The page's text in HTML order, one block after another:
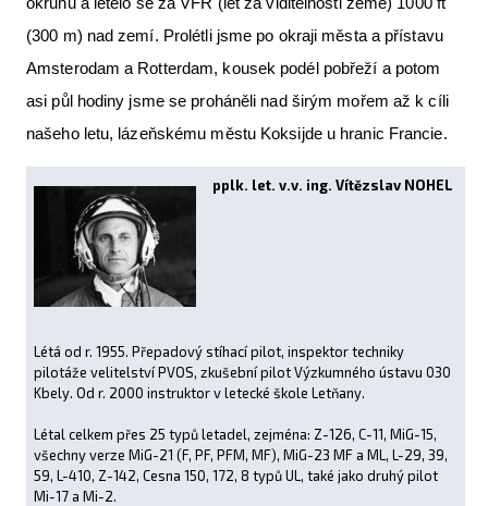
(300 m) nad zemí. Prolétli jsme po okraji města a přístavu
Amsterodam a Rotterdam, kousek podél pobřeží a potom
asi půl hodiny jsme se proháněli nad širým mořem až k cíli
našeho letu, lázeňskému městu Koksijde u hranic Francie.
pplk. let. v.v. ing. Vítězslav NOHEL
Létá od r. 1955. Přepadový stíhací pilot, inspektor techniky
pilotáže velitelství PVOS, zkušební pilot Výzkumného ústavu 030
Kbely. Od r. 2000 instruktor v letecké škole Letňany.
Létal celkem přes 25 typů letadel, zejména: Z-126, C-11, MiG-15,
všechny verze MiG-21 (F, PF, PFM, MF), MiG-23 MF a ML, L-29, 39,
59, L-410, Z-142, Cesna 150, 172, 8 typů UL, také jako druhý pilot
Mi-17 a Mi-2.